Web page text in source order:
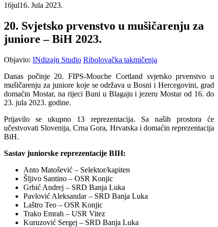
16jul16. Jula 2023.
20. Svjetsko prvenstvo u mušičarenju za
juniore – BiH 2023.
Objavio: INdizajn Studio Ribolovačka takmičenja
Danas počinje 20. FIPS-Mouche Cortland svjetsko prvenstvo u
mušičarenju za juniore koje se održava u Bosni i Hercegovini, grad
domaćin Mostar, na rijeci Buni u Blagaju i jezeru Mostar od 16. do
23. jula 2023. godine.
Prijavilo se ukupno 13 reprezentacija. Sa naših prostora će
učestvovati Slovenija, Crna Gora, Hrvatska i domaćin reprezentacija
BiH.
Sastav juniorske reprezentacije BIH:
Anto Matošević – Selektor/kapiten
Šljivo Santino – OSR Konjic
Grbić Andrej – SRD Banja Luka
Pavlović Aleksandar – SRD Banja Luka
Laštro Teo – OSR Konjic
Trako Emrah – USR Vitez
Kuruzović Sergej – SRD Banja Luka